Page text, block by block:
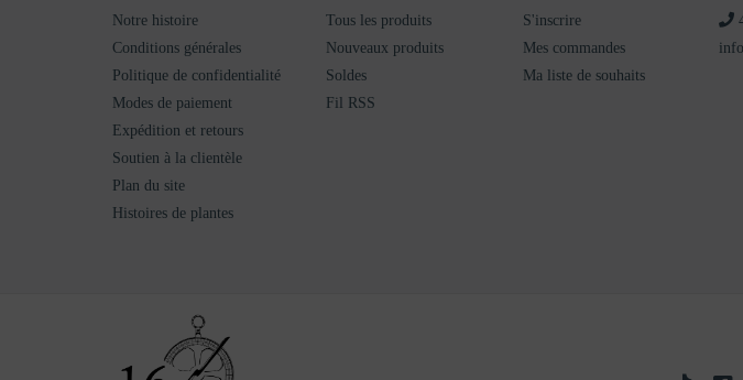
Notre histoire
Conditions générales
Politique de confidentialité
Modes de paiement
Expédition et retours
Soutien à la clientèle
Plan du site
Histoires de plantes
Tous les produits
Nouveaux produits
Soldes
Fil RSS
S'inscrire
Mes commandes
Ma liste de souhaits